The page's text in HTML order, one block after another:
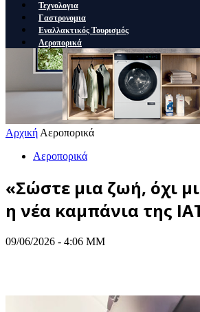
Τεχνολογια
Γαστρονομια
Εναλλακτικός Τουρισμός
Αεροπορικά
Αρχική Αεροπορικά
Αεροπορικά
«Σώστε μια ζωή, όχι
η νέα καμπάνια της
09/06/2026 - 4:06 ΜΜ